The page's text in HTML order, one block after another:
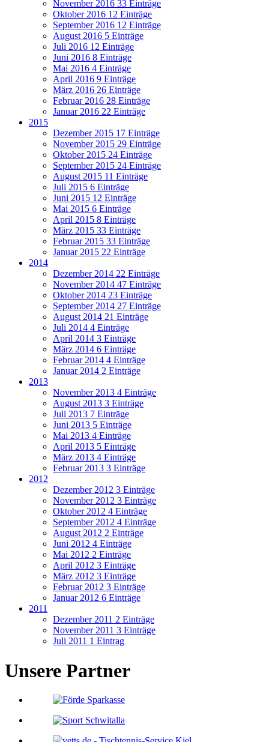
November 2016 33 Einträge
Oktober 2016 12 Einträge
September 2016 12 Einträge
August 2016 5 Einträge
Juli 2016 12 Einträge
Juni 2016 8 Einträge
Mai 2016 4 Einträge
April 2016 9 Einträge
März 2016 26 Einträge
Februar 2016 28 Einträge
Januar 2016 22 Einträge
2015
Dezember 2015 17 Einträge
November 2015 29 Einträge
Oktober 2015 24 Einträge
September 2015 24 Einträge
August 2015 11 Einträge
Juli 2015 6 Einträge
Juni 2015 12 Einträge
Mai 2015 6 Einträge
April 2015 8 Einträge
März 2015 33 Einträge
Februar 2015 33 Einträge
Januar 2015 22 Einträge
2014
Dezember 2014 22 Einträge
November 2014 47 Einträge
Oktober 2014 23 Einträge
September 2014 27 Einträge
August 2014 21 Einträge
Juli 2014 4 Einträge
April 2014 3 Einträge
März 2014 6 Einträge
Februar 2014 4 Einträge
Januar 2014 2 Einträge
2013
November 2013 4 Einträge
August 2013 3 Einträge
Juli 2013 7 Einträge
Juni 2013 5 Einträge
Mai 2013 4 Einträge
April 2013 5 Einträge
März 2013 4 Einträge
Februar 2013 3 Einträge
2012
Dezember 2012 3 Einträge
November 2012 3 Einträge
Oktober 2012 4 Einträge
September 2012 4 Einträge
August 2012 2 Einträge
Juni 2012 4 Einträge
Mai 2012 2 Einträge
April 2012 3 Einträge
März 2012 3 Einträge
Februar 2012 3 Einträge
Januar 2012 6 Einträge
2011
Dezember 2011 2 Einträge
November 2011 3 Einträge
Juli 2011 1 Eintrag
Unsere Partner